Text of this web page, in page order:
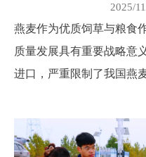
2025/
燕麦作为优质饲草与粮食
质量发展具有重要战略意
进口，严重限制了我国燕